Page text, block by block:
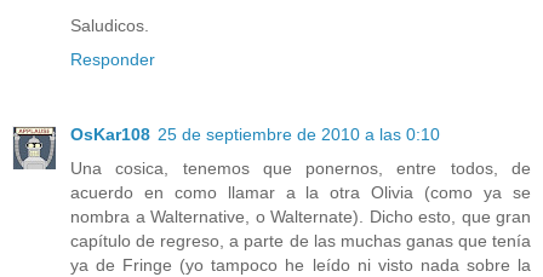
Saludicos.
Responder
OsKar108 25 de septiembre de 2010 a las 0:10
Una cosica, tenemos que ponernos, entre todos, de
acuerdo en como llamar a la otra Olivia (como ya se
nombra a Walternative, o Walternate). Dicho esto, que gran
capítulo de regreso, a parte de las muchas ganas que tenía
ya de Fringe (yo tampoco he leído ni visto nada sobre la